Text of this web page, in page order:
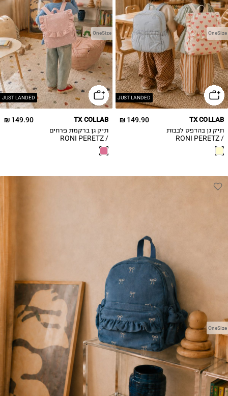
JUST LANDED
OneSize
149.90 ₪ TX COLLAB
תיק גן בהדפס לבבות
/ RONI PERETZ
JUST LANDED
OneSize
149.90 ₪ TX COLLAB
תיק גן ברקמת פרחים
/ RONI PERETZ
OneSize